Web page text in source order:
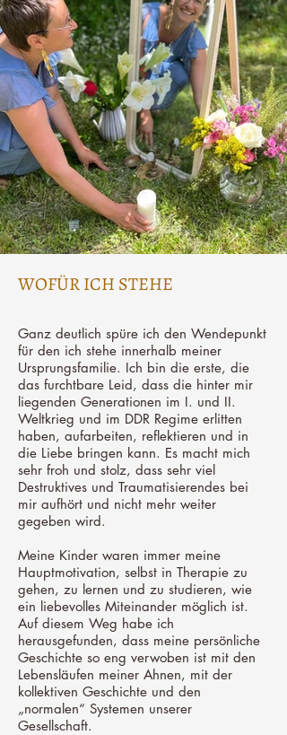
WOFÜR ICH STEHE
Ganz deutlich spüre ich den Wendepunkt
für den ich stehe innerhalb meiner
Ursprungsfamilie. Ich bin die erste, die
das furchtbare Leid, dass die hinter mir
liegenden Generationen im I. und II.
Weltkrieg und im DDR Regime erlitten
haben, aufarbeiten, reflektieren und in
die Liebe bringen kann. Es macht mich
sehr froh und stolz, dass sehr viel
Destruktives und Traumatisierendes bei
mir aufhört und nicht mehr weiter
gegeben wird.
Meine Kinder waren immer meine
Hauptmotivation, selbst in Therapie zu
gehen, zu lernen und zu studieren, wie
ein liebevolles Miteinander möglich ist.
Auf diesem Weg habe ich
herausgefunden, dass meine persönliche
Geschichte so eng verwoben ist mit den
Lebensläufen meiner Ahnen, mit der
kollektiven Geschichte und den
„normalen“ Systemen unserer
Gesellschaft.